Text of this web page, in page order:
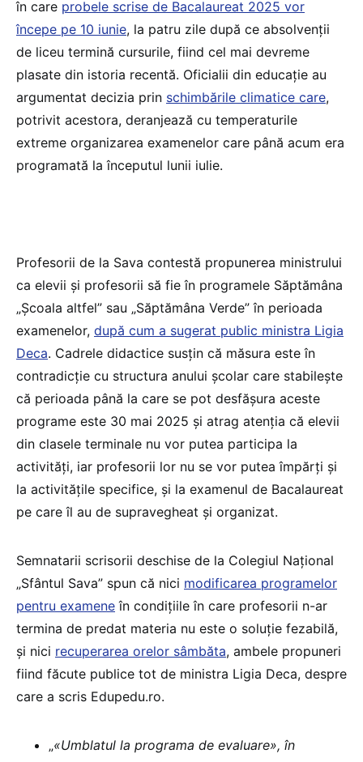
în care probele scrise de Bacalaureat 2025 vor
începe pe 10 iunie, la patru zile după ce absolvenții
de liceu termină cursurile, fiind cel mai devreme
plasate din istoria recentă. Oficialii din educație au
argumentat decizia prin schimbările climatice care,
potrivit acestora, deranjează cu temperaturile
extreme organizarea examenelor care până acum era
programată la începutul lunii iulie.
Profesorii de la Sava contestă propunerea ministrului
ca elevii și profesorii să fie în programele Săptămâna
„Școala altfel” sau „Săptămâna Verde” în perioada
examenelor, după cum a sugerat public ministra Ligia
Deca. Cadrele didactice susțin că măsura este în
contradicție cu structura anului școlar care stabilește
că perioada până la care se pot desfășura aceste
programe este 30 mai 2025 și atrag atenția că elevii
din clasele terminale nu vor putea participa la
activități, iar profesorii lor nu se vor putea împărți și
la activitățile specifice, și la examenul de Bacalaureat
pe care îl au de supravegheat și organizat.
Semnatarii scrisorii deschise de la Colegiul Național
„Sfântul Sava” spun că nici modificarea programelor
pentru examene în condițiile în care profesorii n-ar
termina de predat materia nu este o soluție fezabilă,
și nici recuperarea orelor sâmbăta, ambele propuneri
fiind făcute publice tot de ministra Ligia Deca, despre
care a scris Edupedu.ro.
„«Umblatul la programa de evaluare», în